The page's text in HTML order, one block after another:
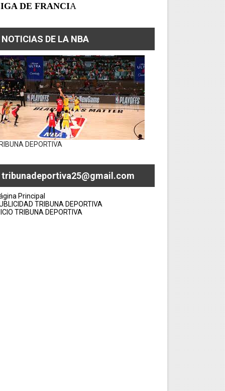
DE FRANCIA
NOTICIAS DE LA NBA
DEPORTIVA
tribunadeportiva25@gmail.com
Principal
TRIBUNA DEPORTIVA
TRIBUNA DEPORTIVA